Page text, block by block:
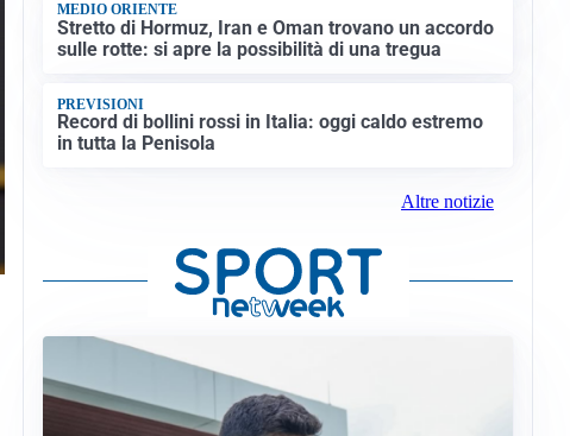
MEDIO ORIENTE
Stretto di Hormuz, Iran e Oman trovano un accordo
sulle rotte: si apre la possibilità di una tregua
PREVISIONI
Record di bollini rossi in Italia: oggi caldo estremo
in tutta la Penisola
Altre notizie